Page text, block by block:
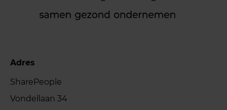
Adres
SharePeople
Vondellaan 34